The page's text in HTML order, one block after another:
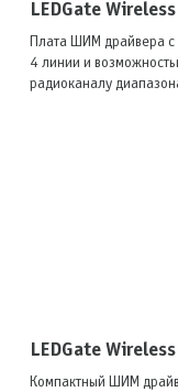
LEDGate
Плата ШИМ драйвера с
4 линии и
радиоканалу
LEDGate
Компактный ШИМ